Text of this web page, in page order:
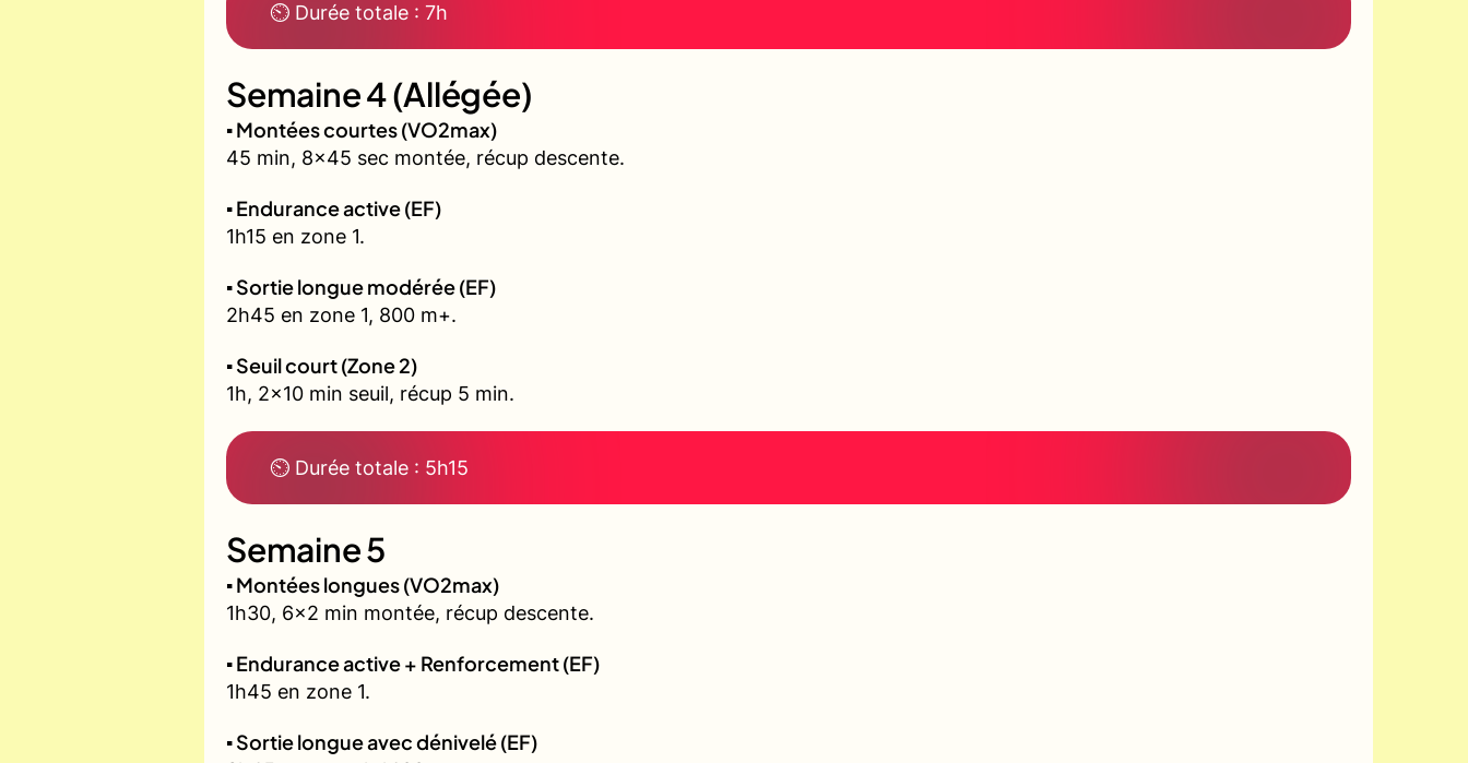
⏲ Durée totale : 7h
Semaine 4 (Allégée)
▪️ Montées courtes (VO2max)
45 min, 8x45 sec montée, récup descente.
▪️ Endurance active (EF)
1h15 en zone 1.
▪️ Sortie longue modérée (EF)
2h45 en zone 1, 800 m+.
▪️ Seuil court (Zone 2)
1h, 2x10 min seuil, récup 5 min.
⏲ Durée totale : 5h15
Semaine 5
▪️ Montées longues (VO2max)
1h30, 6x2 min montée, récup descente.
▪️ Endurance active + Renforcement (EF)
1h45 en zone 1.
▪️ Sortie longue avec dénivelé (EF)